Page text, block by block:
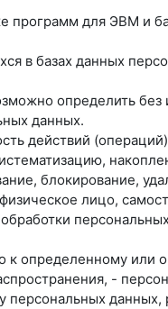
для ЭВМ и
в базах данных
определить
данных.
действий
блокирование,
лицо,
определенному или
-